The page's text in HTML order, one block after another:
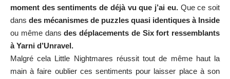
moment des sentiments de déjà vu que j’ai eu.Que ce soit
dans des mécanismes de puzzles quasi identiques à Inside
ou même dansdes déplacements de Six fort ressemblants
à Yarni d’Unravel.
Malgré cela Little Nightmares réussit tout de même haut la
main à faire oublier ces sentiments pour laisser place à son